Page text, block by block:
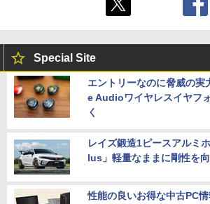
Special Site
エントリーなのに脅威の
e Audioワイヤレスイヤフ
く
レイズ鍛造1ピースアルミ
lus」軽量なままに剛性を
性能の良いお得な中古PC